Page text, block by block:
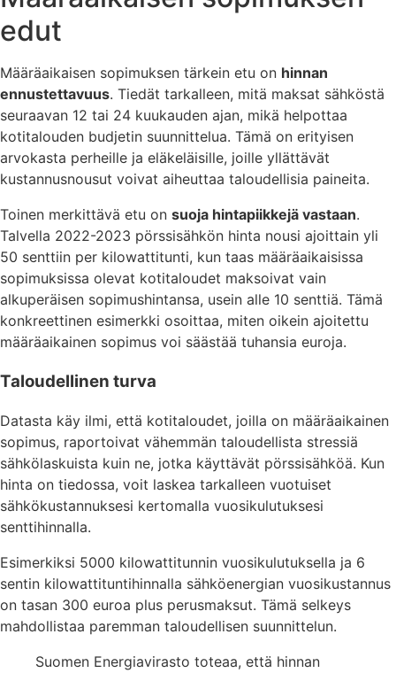
edut
Määräaikaisen sopimuksen tärkein etu on hinnan
ennustettavuus. Tiedät tarkalleen, mitä maksat sähköstä
seuraavan 12 tai 24 kuukauden ajan, mikä helpottaa
kotitalouden budjetin suunnittelua. Tämä on erityisen
arvokasta perheille ja eläkeläisille, joille yllättävät
kustannusnousut voivat aiheuttaa taloudellisia paineita.
Toinen merkittävä etu on suoja hintapiikkejä vastaan.
Talvella 2022-2023 pörssisähkön hinta nousi ajoittain yli
50 senttiin per kilowattitunti, kun taas määräaikaisissa
sopimuksissa olevat kotitaloudet maksoivat vain
alkuperäisen sopimushintansa, usein alle 10 senttiä. Tämä
konkreettinen esimerkki osoittaa, miten oikein ajoitettu
määräaikainen sopimus voi säästää tuhansia euroja.
Taloudellinen turva
Datasta käy ilmi, että kotitaloudet, joilla on määräaikainen
sopimus, raportoivat vähemmän taloudellista stressiä
sähkölaskuista kuin ne, jotka käyttävät pörssisähköä. Kun
hinta on tiedossa, voit laskea tarkalleen vuotuiset
sähkökustannuksesi kertomalla vuosikulutuksesi
senttihinnalla.
Esimerkiksi 5000 kilowattitunnin vuosikulutuksella ja 6
sentin kilowattituntihinnalla sähköenergian vuosikustannus
on tasan 300 euroa plus perusmaksut. Tämä selkeys
mahdollistaa paremman taloudellisen suunnittelun.
Suomen Energiavirasto toteaa, että hinnan